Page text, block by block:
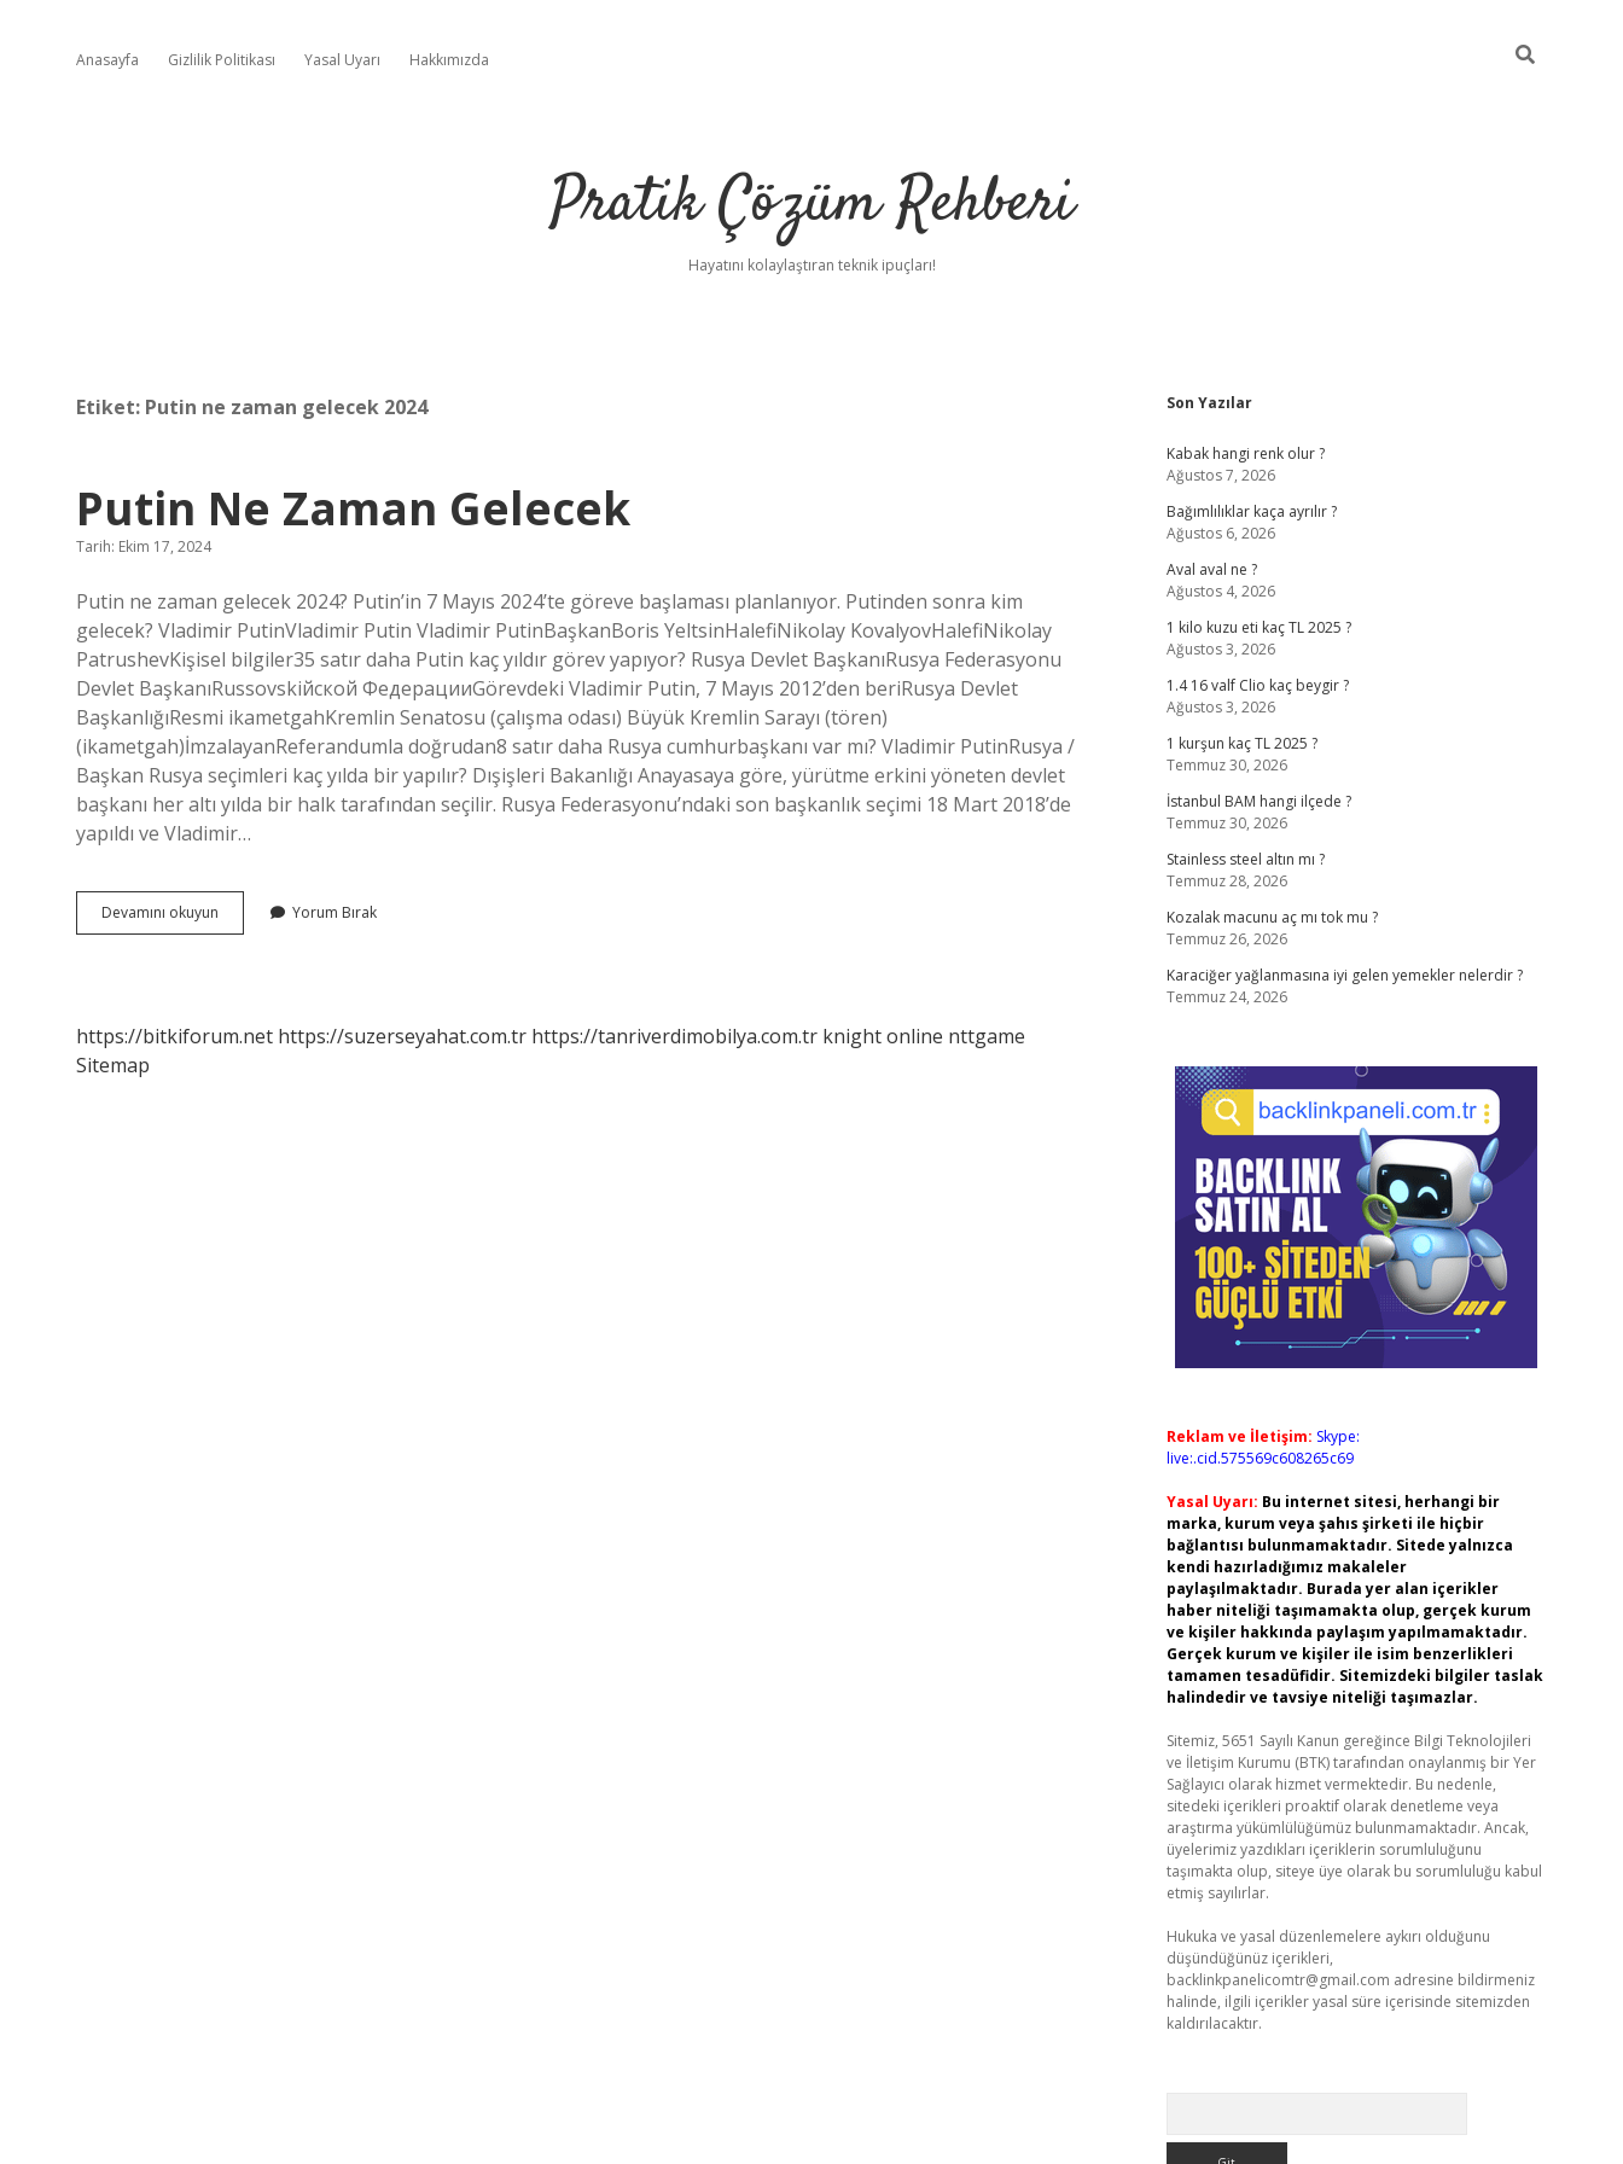
Anasayfa Gizlilik Politikası Yasal Uyarı Hakkımızda
Pratik Çözüm Rehberi
Hayatını kolaylaştıran teknik ipuçları!
Etiket: Putin ne zaman gelecek 2024
Putin Ne Zaman Gelecek
Tarih: Ekim 17, 2024
Putin ne zaman gelecek 2024? Putin’in 7 Mayıs 2024’te göreve başlaması planlanıyor. Putinden sonra kim
gelecek? Vladimir PutinVladimir Putin Vladimir PutinBaşkanBoris YeltsinHalefiNikolay KovalyovHalefiNikolay
PatrushevKişisel bilgiler35 satır daha Putin kaç yıldır görev yapıyor? Rusya Devlet BaşkanıRusya Federasyonu
Devlet BaşkanıRussovskiйской ФедерацииGörevdeki Vladimir Putin, 7 Mayıs 2012’den beriRusya Devlet
BaşkanlığıResmi ikametgahKremlin Senatosu (çalışma odası) Büyük Kremlin Sarayı (tören)
(ikametgah)İmzalayanReferandumla doğrudan8 satır daha Rusya cumhurbaşkanı var mı? Vladimir PutinRusya /
Başkan Rusya seçimleri kaç yılda bir yapılır? Dışişleri Bakanlığı Anayasaya göre, yürütme erkini yöneten devlet
başkanı her altı yılda bir halk tarafından seçilir. Rusya Federasyonu’ndaki son başkanlık seçimi 18 Mart 2018’de
yapıldı ve Vladimir…
Devamını okuyun
Ne
Yorum Bırak
https://bitkiforum.net https://suzerseyahat.com.tr https://tanriverdimobilya.com.tr knight online nttgame
Sitemap
Sidebar
Son Yazılar
Kabak hangi renk olur ?
Ağustos 7, 2026
Bağımlılıklar kaça ayrılır ?
Ağustos 6, 2026
Aval aval ne ?
Ağustos 4, 2026
1 kilo kuzu eti kaç TL 2025 ?
Ağustos 3, 2026
1.4 16 valf Clio kaç beygir ?
Ağustos 3, 2026
1 kurşun kaç TL 2025 ?
Temmuz 30, 2026
İstanbul BAM hangi ilçede ?
Temmuz 30, 2026
Stainless steel altın mı ?
Temmuz 28, 2026
Kozalak macunu aç mı tok mu ?
Temmuz 26, 2026
Karaciğer yağlanmasına iyi gelen yemekler nelerdir ?
Temmuz 24, 2026
Reklam ve İletişim: Skype:
live:.cid.575569c608265c69
Yasal Uyarı: Bu internet sitesi, herhangi bir
marka, kurum veya şahıs şirketi ile hiçbir
bağlantısı bulunmamaktadır. Sitede yalnızca
kendi hazırladığımız makaleler
paylaşılmaktadır. Burada yer alan içerikler
haber niteliği taşımamakta olup, gerçek kurum
ve kişiler hakkında paylaşım yapılmamaktadır.
Gerçek kurum ve kişiler ile isim benzerlikleri
tamamen tesadüfidir. Sitemizdeki bilgiler taslak
halindedir ve tavsiye niteliği taşımazlar.
Sitemiz, 5651 Sayılı Kanun gereğince Bilgi Teknolojileri
ve İletişim Kurumu (BTK) tarafından onaylanmış bir Yer
Sağlayıcı olarak hizmet vermektedir. Bu nedenle,
sitedeki içerikleri proaktif olarak denetleme veya
araştırma yükümlülüğümüz bulunmamaktadır. Ancak,
üyelerimiz yazdıkları içeriklerin sorumluluğunu
taşımakta olup, siteye üye olarak bu sorumluluğu kabul
etmiş sayılırlar.
Hukuka ve yasal düzenlemelere aykırı olduğunu
düşündüğünüz içerikleri,
backlinkpanelicomtr@gmail.com adresine bildirmeniz
halinde, ilgili içerikler yasal süre içerisinde sitemizden
kaldırılacaktır.